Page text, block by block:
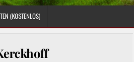
(KOSTENLOS)